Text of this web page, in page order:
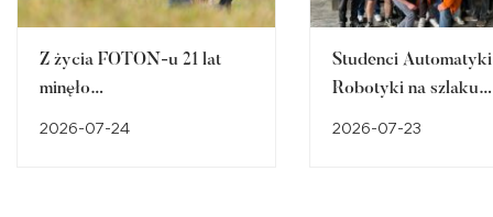
Z życia FOTON-u 21 lat
minęło…
2026-07-24
Studenci
Robotyki na szlaku
2026-07-23